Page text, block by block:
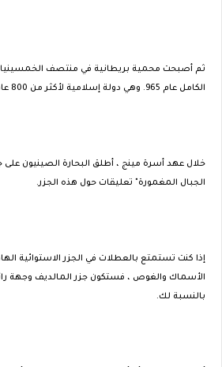
ثم أصبحت محمية بريطانية في منتصف
الكامل عام 965. وهي دولة إسلامية لأكثر من 800 عام.
خلال عهد أسرة مينج ، أطلق البحارة الصينيون
الجبال المغمورة" تعليقات حول هذه الجزر.
إذا كنت تستمتع بالعطلات في الجزر الاستوائية
الأسماك والغوص ، فستكون جزر المالديف وجهة
بالنسبة لك.